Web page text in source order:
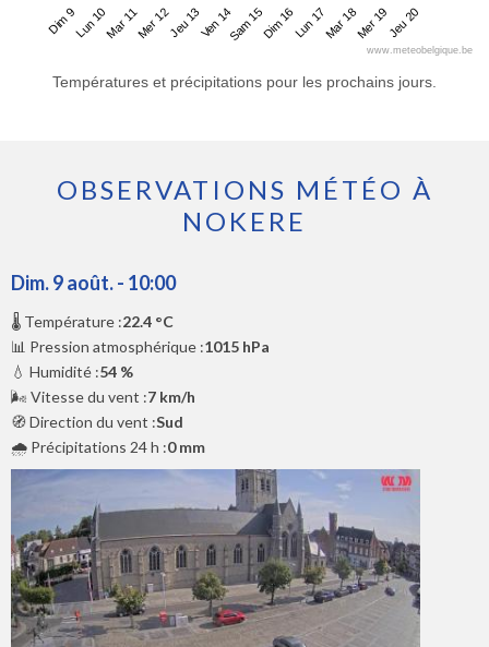
Dim 9Lun 10Mar 11Mer 12Jeu 13Ven 14Sam 15Dim 16Lun 17Mar 18Mer 19Jeu 20
www.meteobelgique.be
Températures et précipitations pour les prochains jours.
OBSERVATIONS MÉTÉO À
NOKERE
Dim. 9 août. - 10:00
🌡️ Température :22.4 °C
📊 Pression atmosphérique :1015 hPa
💧 Humidité :54 %
🌬️ Vitesse du vent :7 km/h
🧭 Direction du vent :Sud
🌧️ Précipitations 24 h :0 mm